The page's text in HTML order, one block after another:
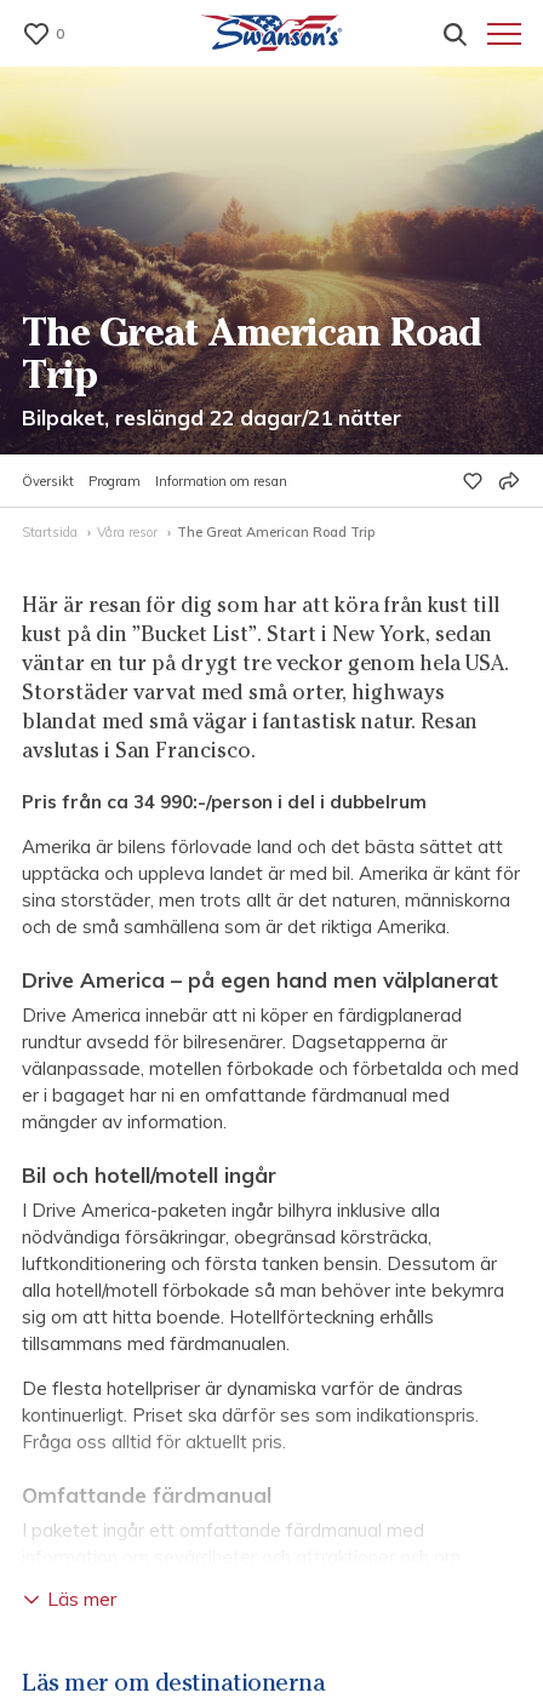
0
The Great American Road
Trip
Bilpaket, reslängd 22 dagar/21 nätter
Översikt Program Information om resan
Startsida Våra resor The Great American Road Trip
Här är resan för dig som har att köra från kust till
kust på din ”Bucket List”. Start i New York, sedan
väntar en tur på drygt tre veckor genom hela USA.
Storstäder varvat med små orter, highways
blandat med små vägar i fantastisk natur. Resan
avslutas i San Francisco.
Pris från ca 34 990:-/person i del i dubbelrum
Amerika är bilens förlovade land och det bästa sättet att
upptäcka och uppleva landet är med bil. Amerika är känt för
sina storstäder, men trots allt är det naturen, människorna
och de små samhällena som är det riktiga Amerika.
Drive America – på egen hand men välplanerat
Drive America innebär att ni köper en färdigplanerad
rundtur avsedd för bilresenärer. Dagsetapperna är
välanpassade, motellen förbokade och förbetalda och med
er i bagaget har ni en omfattande färdmanual med
mängder av information.
Bil och hotell/motell ingår
I Drive America-paketen ingår bilhyra inklusive alla
nödvändiga försäkringar, obegränsad körsträcka,
luftkonditionering och första tanken bensin. Dessutom är
alla hotell/motell förbokade så man behöver inte bekymra
sig om att hitta boende. Hotellförteckning erhålls
tillsammans med färdmanualen.
De flesta hotellpriser är dynamiska varför de ändras
kontinuerligt. Priset ska därför ses som indikationspris.
Fråga oss alltid för aktuellt pris.
Omfattande färdmanual
I paketet ingår ett omfattande färdmanual med
av e-dokumentation via en länk där du kan printa ut denna i
Det finns även ett journummer man kan ringa om man
Läs mer
Läs mer om destinationerna